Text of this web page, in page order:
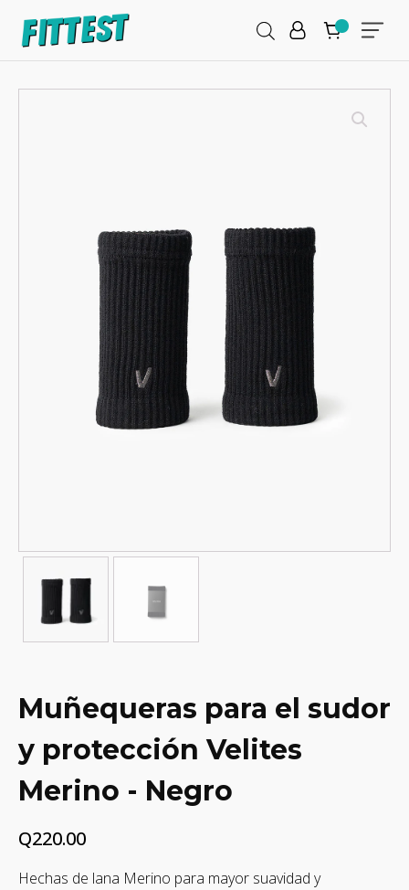
Muñequeras para el sudor
y protección Velites
Merino - Negro
Q220.00
Hechas de lana Merino para mayor suavidad y